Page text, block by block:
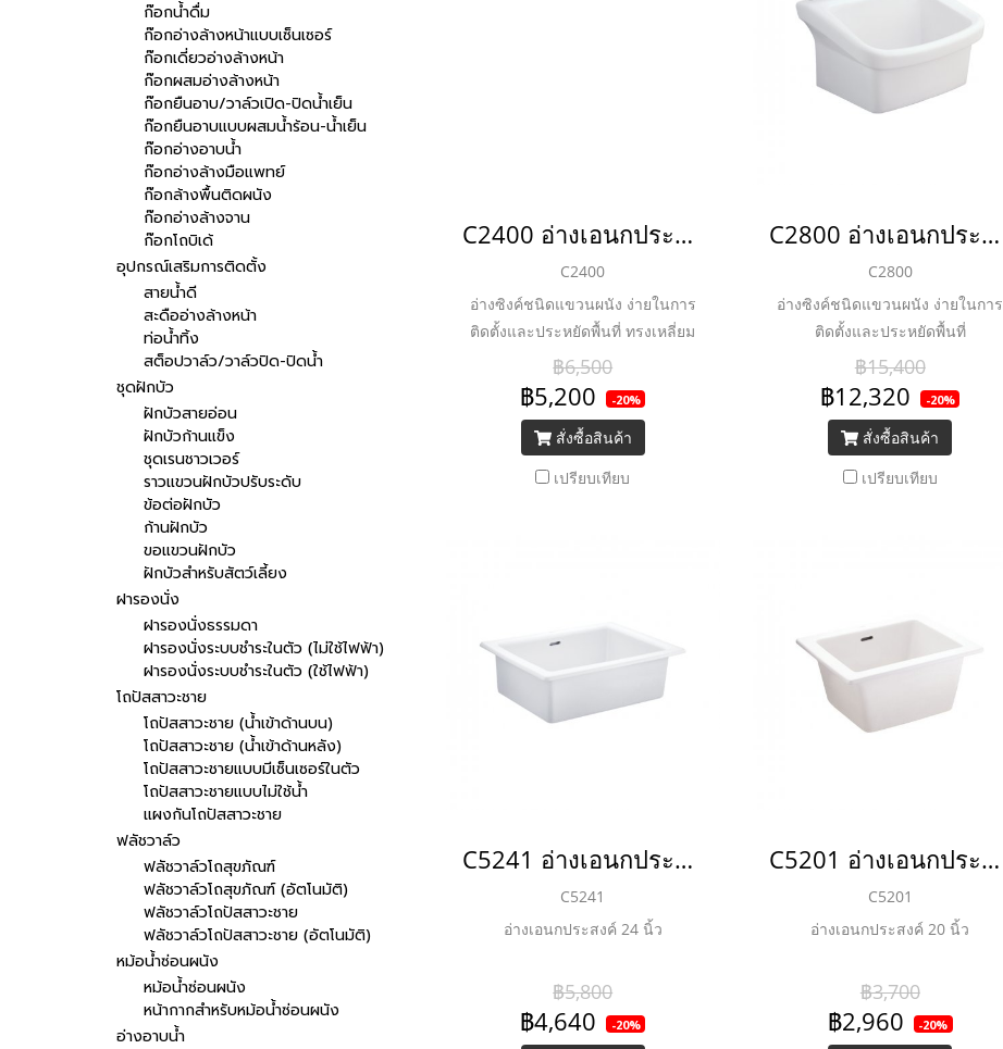
C2400 อ่างเอนกประสงค์
C2400
อ่างซิงค์ชนิดแขวนผนัง ง่ายในการ
ติดตั้งและประหยัดพื้นที่ ทรงเหลี่ยม
แบบ Modern
฿6,500
฿5,200 -20%
สั่งซื้อสินค้า
เปรียบเทียบ
C2800 อ่างเอนกประสงค์ ชนิดแขวนผนัง
C2800
อ่างซิงค์ชนิดแขวนผนัง ง่ายในการ
ติดตั้งและประหยัดพื้นที่
฿15,400
฿12,320 -20%
สั่งซื้อสินค้า
เปรียบเทียบ
C5241 อ่างเอนกประสงค์ 24 นิ้ว
C5241
อ่างเอนกประสงค์ 24 นิ้ว
฿5,800
฿4,640 -20%
C5201 อ่างเอนกประสงค์ 20 นิ้ว
C5201
อ่างเอนกประสงค์ 20 นิ้ว
฿3,700
฿2,960 -20%
ก๊อกน้ำดื่ม
ก๊อกอ่างล้างหน้าแบบเซ็นเซอร์
ก๊อกเดี่ยวอ่างล้างหน้า
ก๊อกผสมอ่างล้างหน้า
ก๊อกยืนอาบ/วาล์วเปิด-ปิดน้ำเย็น
ก๊อกยืนอาบแบบผสมน้ำร้อน-น้ำเย็น
ก๊อกอ่างอาบน้ำ
ก๊อกอ่างล้างมือแพทย์
ก๊อกล้างพื้นติดผนัง
ก๊อกอ่างล้างจาน
ก๊อกโถบิเด้
อุปกรณ์เสริมการติดตั้ง
สายน้ำดี
สะดืออ่างล้างหน้า
ท่อน้ำทิ้ง
สต็อปวาล์ว/วาล์วปิด-ปิดน้ำ
ชุดฝักบัว
ฝักบัวสายอ่อน
ฝักบัวก้านแข็ง
ชุดเรนชาวเวอร์
ราวแขวนฝักบัวปรับระดับ
ข้อต่อฝักบัว
ก้านฝักบัว
ขอแขวนฝักบัว
ฝักบัวสำหรับสัตว์เลี้ยง
ฝารองนั่ง
ฝารองนั่งธรรมดา
ฝารองนั่งระบบชำระในตัว (ไม่ใช้ไฟฟ้า)
ฝารองนั่งระบบชำระในตัว (ใช้ไฟฟ้า)
โถปัสสาวะชาย
โถปัสสาวะชาย (น้ำเข้าด้านบน)
โถปัสสาวะชาย (น้ำเข้าด้านหลัง)
โถปัสสาวะชายแบบมีเซ็นเซอร์ในตัว
โถปัสสาวะชายแบบไม่ใช้น้ำ
แผงกันโถปัสสาวะชาย
ฟลัชวาล์ว
ฟลัชวาล์วโถสุขภัณฑ์
ฟลัชวาล์วโถสุขภัณฑ์ (อัตโนมัติ)
ฟลัชวาล์วโถปัสสาวะชาย
ฟลัชวาล์วโถปัสสาวะชาย (อัตโนมัติ)
หม้อน้ำซ่อนผนัง
หม้อน้ำซ่อนผนัง
หน้ากากสำหรับหม้อน้ำซ่อนผนัง
อ่างอาบน้ำ